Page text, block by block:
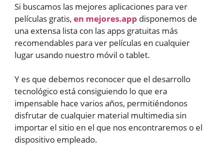
Si buscamos las mejores aplicaciones para ver
películas gratis, en mejores.app disponemos de
una extensa lista con las apps gratuitas más
recomendables para ver películas en cualquier
lugar usando nuestro móvil o tablet.
Y es que debemos reconocer que el desarrollo
tecnológico está consiguiendo lo que era
impensable hace varios años, permitiéndonos
disfrutar de cualquier material multimedia sin
importar el sitio en el que nos encontraremos o el
dispositivo empleado.